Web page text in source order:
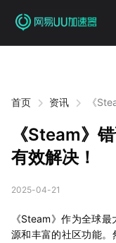
首页 资讯 《
《Steam》
有效解决！
2025-04-21
《Steam》作为全球
源和丰富的社区功能